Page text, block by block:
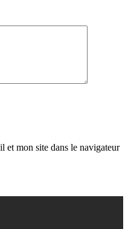
et mon site dans le navigateur